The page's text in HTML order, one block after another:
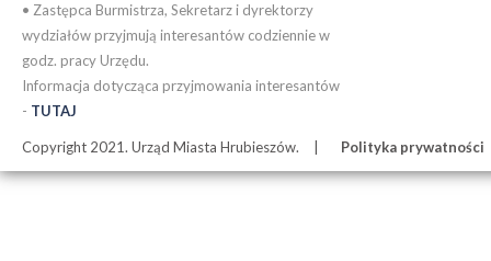
• Zastępca Burmistrza, Sekretarz i dyrektorzy
wydziałów przyjmują interesantów codziennie w
godz. pracy Urzędu.
Informacja dotycząca przyjmowania interesantów
- TUTAJ
Copyright 2021. Urząd Miasta Hrubieszów. Polityka prywatności